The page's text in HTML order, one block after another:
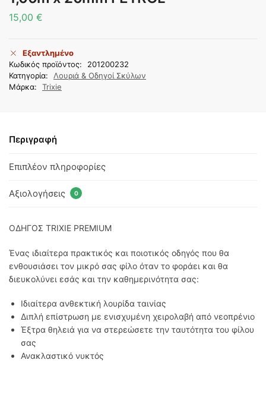
15,00 €
Εξαντλημένο
Κωδικός προϊόντος:
201200232
Κατηγορία:
Λουριά & Οδηγοί Σκύλων
Μάρκα:
Trixie
Περιγραφή
Επιπλέον πληροφορίες
Αξιολογήσεις 0
ΟΔΗΓΟΣ TRIXIE PREMIUM
Ένας ιδιαίτερα πρακτικός και ποιοτικός οδηγός που θα
ενθουσιάσει τον μικρό σας φίλο όταν το φοράει και θα
διευκολύνει εσάς και την καθημερινότητα σας:
Ιδιαίτερα ανθεκτική λουρίδα ταινίας
Διπλή επίστρωση με ενισχυμένη χειρολαβή από νεοπρένιο
Έξτρα θηλειά για να στερεώσετε την ταυτότητα του φίλου
σας
Ανακλαστικό νυκτός